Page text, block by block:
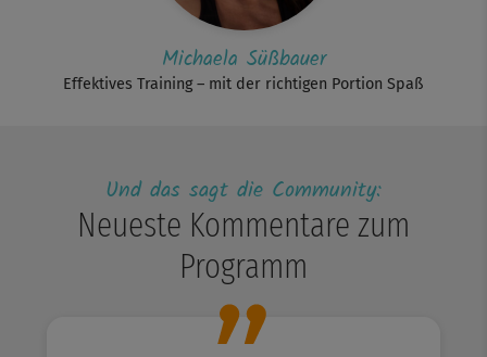
Michaela Süßbauer
Effektives Training – mit der richtigen Portion Spaß
Und das sagt die Community:
Neueste Kommentare zum
Programm